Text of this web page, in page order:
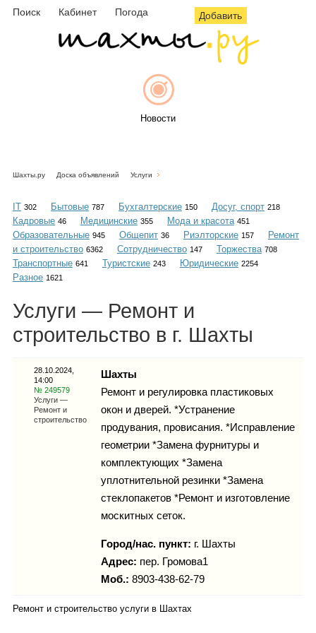
Поиск Кабинет Погода Добавить
Новости
Объявления
Каталог
Инфо
Шахты.ру Доска объявлений Услуги
IT 302 Бытовые 787 Бухгалтерские 150 Досуг, спорт 218
Кадровые 46 Медицинские 355 Мода и красота 451
Образовательные 945 Общепит 36 Риэлторские 157
Ремонт
и строительство 6362 Сотрудничество 147 Торжества 708
Транспортные 641 Туристские 243 Юридические 2254
Разное 1621
Услуги — Ремонт и
строительство в г. Шахты
28.10.2024,
14:00
№ 249579
Услуги —
Ремонт и
строительство
Шахты
Ремонт и регулировка пластиковых
окон и дверей. *Устранение
продувания, провисания. *Исправление
геометрии *Замена фурнитуры и
комплектующих *Замена
уплотнительной резинки *Замена
стеклопакетов *Ремонт и изготовление
москитных сеток.
Город/нас. пункт: г. Шахты
Адрес: пер. Громова1
Моб.: 8903-438-62-79
Ремонт и строительство услуги в Шахтах